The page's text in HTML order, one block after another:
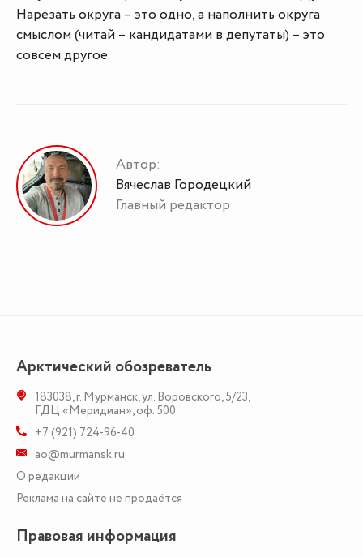
Нарезать округа – это одно, а наполнить округа
смыслом (читай – кандидатами в депутаты) – это
совсем другое.
Автор:
Вячеслав Городецкий
Главный редактор
Арктический обозреватель
183038,г. Мурманск,ул. Воровского, 5/23,
ГДЦ «Меридиан», оф. 500
+7 (921) 724-96-40
ao@murmansk.ru
О редакции
Реклама на сайте не продаётся
Правовая информация